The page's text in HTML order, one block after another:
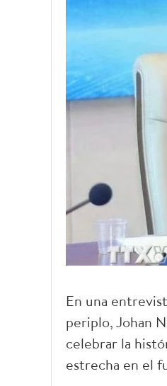
En una
periplo, Johan
celebrar la
estrecha en el